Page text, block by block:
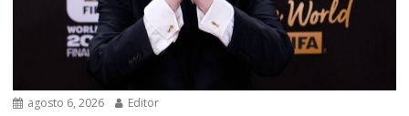
agosto 6, 2026 Editor